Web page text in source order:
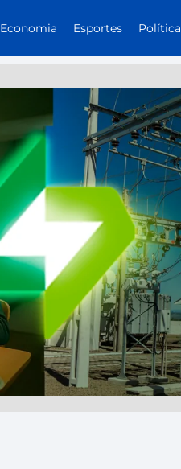
Economia Esportes Política